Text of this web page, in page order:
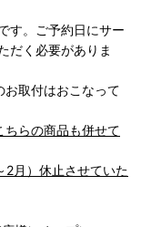
す。ご予約日にサー
だく必要がありま
取付はおこなって
らの商品も併せて
2月）休止させていた